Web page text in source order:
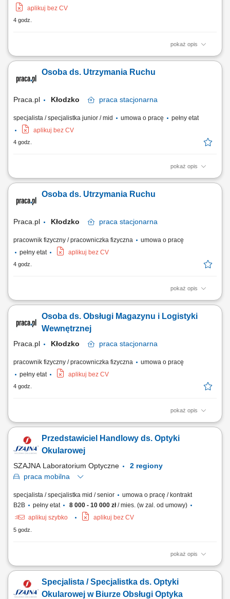
aplikuj bez CV
4 godz.
pokaż opis
Zadania Rozwijanie dystrybucji specjalistycznych preparatów
wizyt handlowo-doradczych u partnerów biznesowych. Prowadzenie
warsztatów praktycznych oraz prezentacji produktowych dla personelu
Osoba ds. Utrzymania Ruchu
Praca.pl Kłodzko praca stacjonarna
specjalista / specjalistka junior / mid umowa o pracę
pełny etat
aplikuj bez CV
4 godz.
pokaż opis
Opis stanowiska: Prowadzenie bieżących serwisów, inspekcji oraz
identyfikacja usterek i lokalizowanie źródła problemów technicznych z
zakresu elektryki, pneumatyki czy automatyki. Podejmowanie kroków
Osoba ds. Utrzymania Ruchu
Praca.pl Kłodzko praca stacjonarna
pracownik fizyczny / pracowniczka fizyczna
umowa o pracę
pełny etat
aplikuj bez CV
4 godz.
pokaż opis
Opis stanowiska: Realizowanie wymiany oraz montowania osprzętu
stanowiska wraz ze sprzętem pomocniczym pod start nowej serii
produkcyjnej. Przeprowadzanie sprawnego przezbrajania wtryskarek w
Osoba ds. Obsługi Magazynu i Logistyki
Wewnętrznej
Praca.pl Kłodzko praca stacjonarna
pracownik fizyczny / pracowniczka fizyczna
umowa o pracę
pełny etat
aplikuj bez CV
4 godz.
pokaż opis
Opis stanowiska: Sprawna obsługa floty widłowej w ramach transferu
transportowych poprzez szybki rozładunek i sprawną odprawę
wyjazdową. Weryfikacja zgodności dostaw pod kątem ilościowym oraz
Przedstawiciel Handlowy ds. Optyki
Okularowej
SZAJNA Laboratorium Optyczne
praca mobilna
specjalista / specjalistka mid / senior
umowa o pracę / kontrakt
B2B
pełny etat 8 000 - 10 000 zł/ mies. (w zal. od umowy)
aplikuj szybko
aplikuj bez CV
5 godz.
pokaż opis
Jako Regionalny Przedstawiciel ds. Optyki Okularowej będziesz:
(salony optyczne) oraz pozyskiwał nowych klientów realizował cele i
zadania sprzedażowe w zgodzie z budżetem firmy dbał o rozwój
Specjalista / Specjalistka ds. Optyki
Okularowej w Biurze Obsługi Optyka